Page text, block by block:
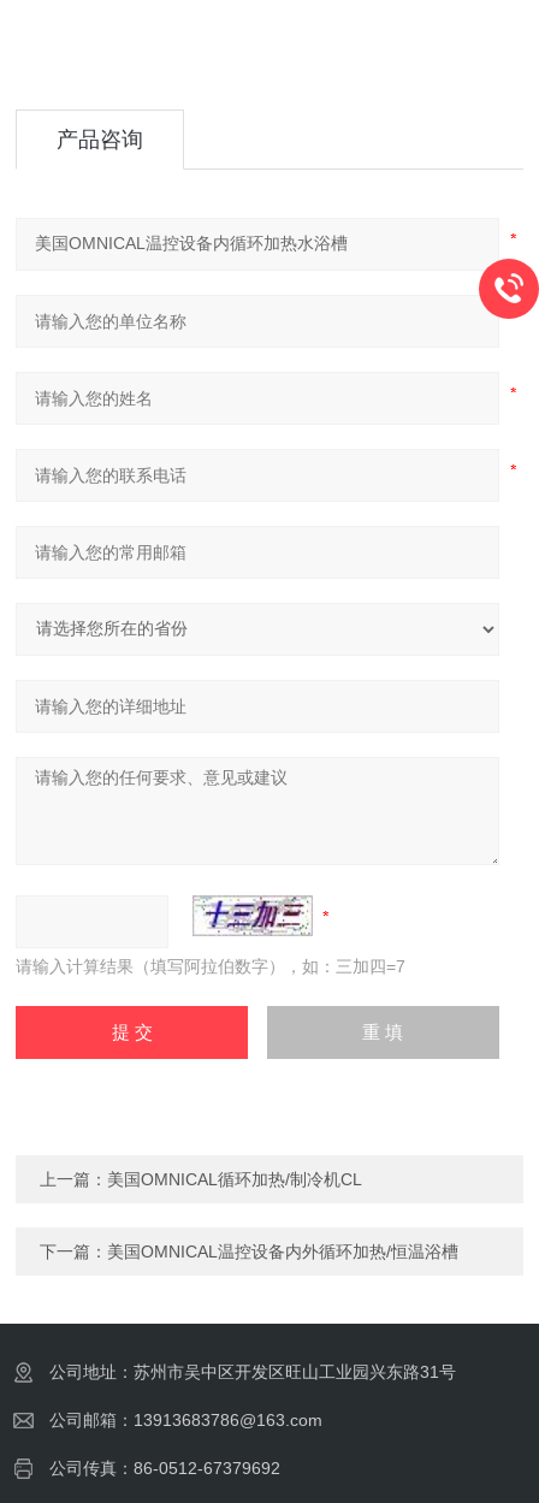
产品咨询
请输入计算结果（填写阿拉伯数字），如：三加四=7
上一篇： 美国OMNICAL循环加热/制冷机CL
下一篇： 美国OMNICAL温控设备内外循环加热/恒温浴槽
公司地址：苏州市吴中区开发区旺山工业园兴东路31号
公司邮箱：13913683786@163.com
公司传真：86-0512-67379692